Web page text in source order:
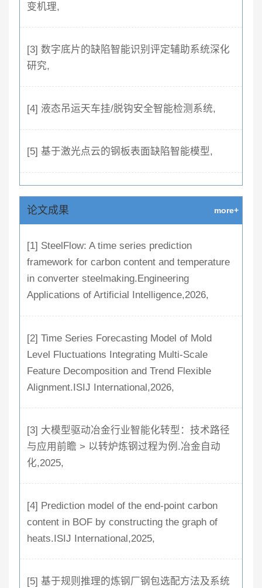
变机理,
[3] 数字底片的缺陷智能识别评定辅助系统深化
研究,
[4] 液态吊运天车挂/脱钩安全智能检测系统,
[5] 基于激光点云的钢板表面缺陷智能模型,
论文成果 more+
[1] SteelFlow: A time series prediction
framework for carbon content and temperature
in converter steelmaking.Engineering
Applications of Artificial Intelligence,2026,
[2] Time Series Forecasting Model of Mold
Level Fluctuations Integrating Multi-Scale
Feature Decomposition and Trend Flexible
Alignment.ISIJ International,2026,
[3] 大模型驱动冶金行业智能化转型：技术路径
与应用前瞻 > 以转炉炼钢过程为例.冶金自动
化,2025,
[4] Prediction model of the end-point carbon
content in BOF by constructing the graph of
heats.ISIJ International,2025,
[5] 基于规则推理的炼钢厂钢包选配方法及系统